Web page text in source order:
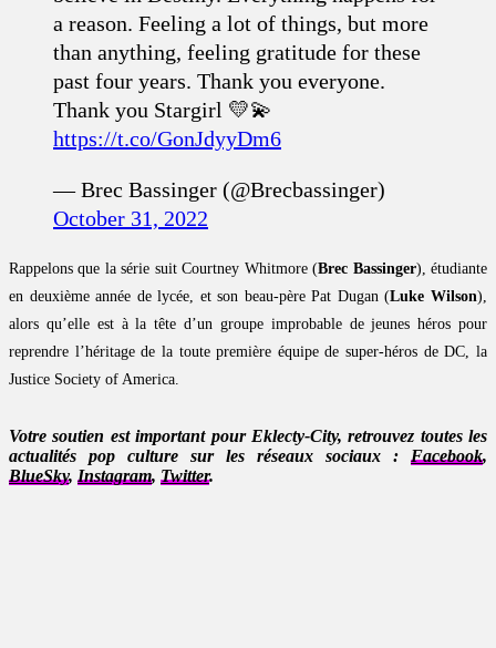
a reason. Feeling a lot of things, but more
than anything, feeling gratitude for these
past four years. Thank you everyone.
Thank you Stargirl 💛💫
https://t.co/GonJdyyDm6
— Brec Bassinger (@Brecbassinger)
October 31, 2022
Rappelons que la série suit Courtney Whitmore (Brec Bassinger), étudiante
en deuxième année de lycée, et son beau-père Pat Dugan (Luke Wilson),
alors qu’elle est à la tête d’un groupe improbable de jeunes héros pour
reprendre l’héritage de la toute première équipe de super-héros de DC, la
Justice Society of America.
Votre soutien est important pour Eklecty-City, retrouvez toutes les
actualités pop culture sur les réseaux sociaux : Facebook,
BlueSky, Instagram, Twitter.